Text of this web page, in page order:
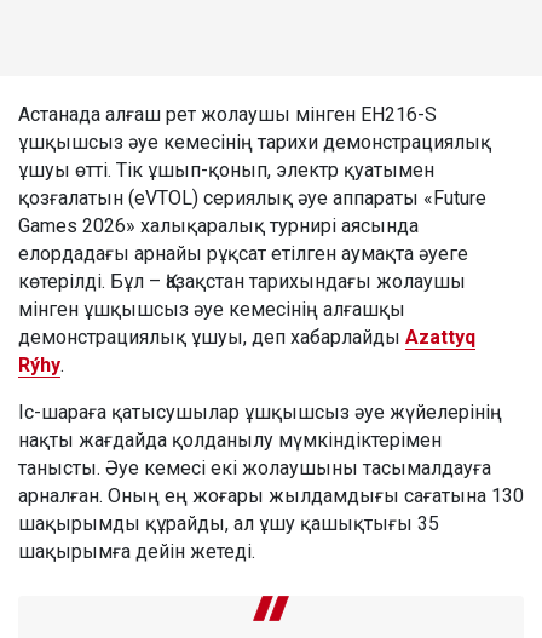
Астанада алғаш рет жолаушы мінген EH216-S
ұшқышсыз әуе кемесінің тарихи демонстрациялық
ұшуы өтті. Тік ұшып-қонып, электр қуатымен
қозғалатын (eVTOL) сериялық әуе аппараты «Future
Games 2026» халықаралық турнирі аясында
елордадағы арнайы рұқсат етілген аумақта әуеге
көтерілді. Бұл – Қазақстан тарихындағы жолаушы
мінген ұшқышсыз әуе кемесінің алғашқы
демонстрациялық ұшуы, деп хабарлайды Azattyq
Rýhy.
Іс-шараға қатысушылар ұшқышсыз әуе жүйелерінің
нақты жағдайда қолданылу мүмкіндіктерімен
танысты. Әуе кемесі екі жолаушыны тасымалдауға
арналған. Оның ең жоғары жылдамдығы сағатына 130
шақырымды құрайды, ал ұшу қашықтығы 35
шақырымға дейін жетеді.